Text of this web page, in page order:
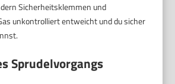
Sicherheitsklemmen und
unkontrolliert entweicht und du sicher
Sprudelvorgangs